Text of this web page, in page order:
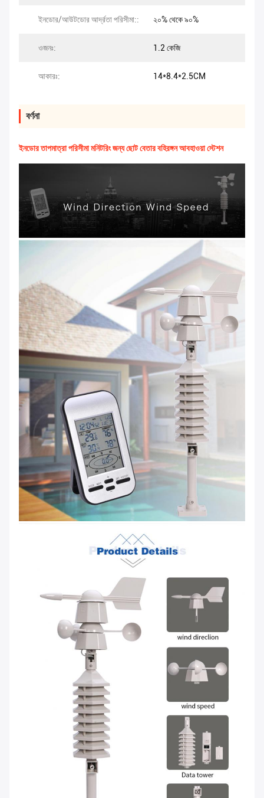
ইনডোর/আউটডোর আর্দ্রতা পরিসীমা:: ২০% থেকে ৯০%
ওজনঃ: 1.2 কেজি
আকারঃ: 14*8.4*2.5CM
বর্ণনা
ইনডোর তাপমাত্রা পরিসীমা মনিটরিং জন্য ছোট বেতার বহিরঙ্গন আবহাওয়া স্টেশন